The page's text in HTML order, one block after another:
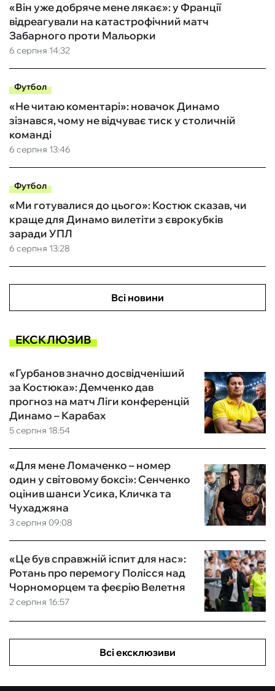
6 серпня 14:32
«Він уже добряче мене лякає»: у Франції
відреагували на катастрофічний матч
Забарного проти Мальорки
Футбол
6 серпня 13:46
«Не читаю коментарі»: новачок Динамо
зізнався, чому не відчуває тиск у столичній
команді
Футбол
6 серпня 13:28
«Ми готувалися до цього»: Костюк сказав, чи
краще для Динамо вилетіти з єврокубків
заради УПЛ
Всі новини
ЕКСКЛЮЗИВ
5 серпня 18:54
«Гурбанов значно досвідченіший
за Костюка»: Демченко дав
прогноз на матч Ліги конференцій
Динамо – Карабах
3 серпня 09:08
«Для мене Ломаченко – номер
один у світовому боксі»: Сенченко
оцінив шанси Усика, Кличка та
Чухаджяна
2 серпня 16:57
«Це був справжній іспит для нас»:
Ротань про перемогу Полісся над
Чорноморцем та феєрію Велетня
Всі ексклюзиви